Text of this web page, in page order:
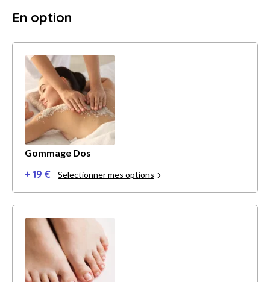
En option
Gommage Dos
+ 19 € Selectionner mes options